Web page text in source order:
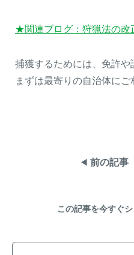
★関連ブログ：狩猟法の改
捕獲するためには、免許や
まずは最寄りの自治体にご
前の記事
この記事を今すぐ